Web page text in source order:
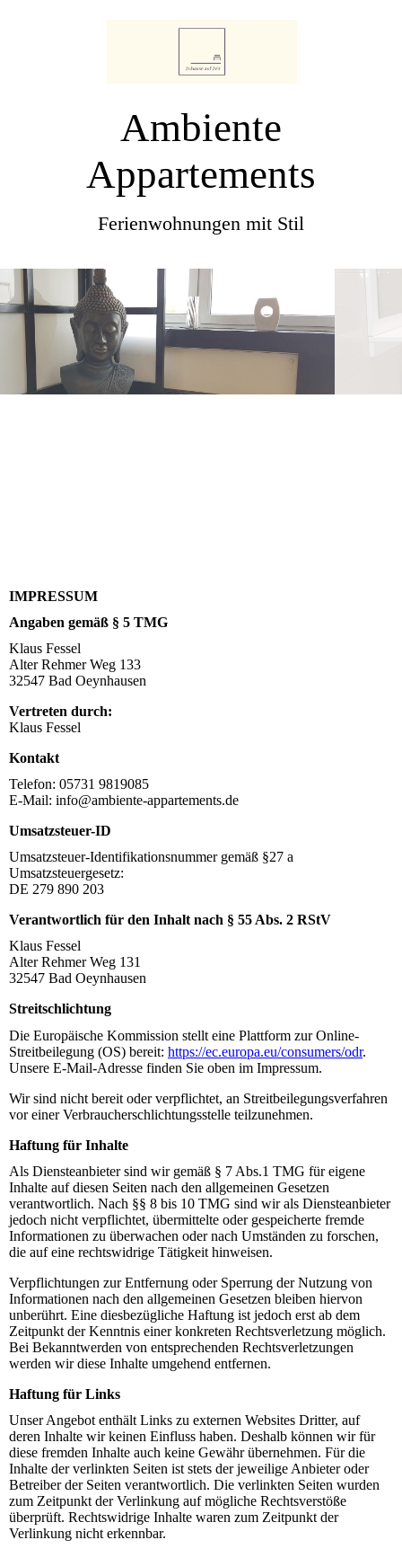
Ambiente
Appartements
Ferienwohnungen mit Stil
IMPRESSUM
Angaben gemäß § 5 TMG
Klaus Fessel
Alter Rehmer Weg 133
32547 Bad Oeynhausen
Vertreten durch:
Klaus Fessel
Kontakt
Telefon: 05731 9819085
E-Mail: info@ambiente-appartements.de
Umsatzsteuer-ID
Umsatzsteuer-Identifikationsnummer gemäß §27 a
Umsatzsteuergesetz:
DE 279 890 203
Verantwortlich für den Inhalt nach § 55 Abs. 2 RStV
Klaus Fessel
Alter Rehmer Weg 131
32547 Bad Oeynhausen
Streitschlichtung
Die Europäische Kommission stellt eine Plattform zur Online-
Streitbeilegung (OS) bereit: https://ec.europa.eu/consumers/odr.
Unsere E-Mail-Adresse finden Sie oben im Impressum.
Wir sind nicht bereit oder verpflichtet, an Streitbeilegungsverfahren
vor einer Verbraucherschlichtungsstelle teilzunehmen.
Haftung für Inhalte
Als Diensteanbieter sind wir gemäß § 7 Abs.1 TMG für eigene
Inhalte auf diesen Seiten nach den allgemeinen Gesetzen
verantwortlich. Nach §§ 8 bis 10 TMG sind wir als Diensteanbieter
jedoch nicht verpflichtet, übermittelte oder gespeicherte fremde
Informationen zu überwachen oder nach Umständen zu forschen,
die auf eine rechtswidrige Tätigkeit hinweisen.
Verpflichtungen zur Entfernung oder Sperrung der Nutzung von
Informationen nach den allgemeinen Gesetzen bleiben hiervon
unberührt. Eine diesbezügliche Haftung ist jedoch erst ab dem
Zeitpunkt der Kenntnis einer konkreten Rechtsverletzung möglich.
Bei Bekanntwerden von entsprechenden Rechtsverletzungen
werden wir diese Inhalte umgehend entfernen.
Haftung für Links
Unser Angebot enthält Links zu externen Websites Dritter, auf
deren Inhalte wir keinen Einfluss haben. Deshalb können wir für
diese fremden Inhalte auch keine Gewähr übernehmen. Für die
Inhalte der verlinkten Seiten ist stets der jeweilige Anbieter oder
Betreiber der Seiten verantwortlich. Die verlinkten Seiten wurden
zum Zeitpunkt der Verlinkung auf mögliche Rechtsverstöße
überprüft. Rechtswidrige Inhalte waren zum Zeitpunkt der
Verlinkung nicht erkennbar.